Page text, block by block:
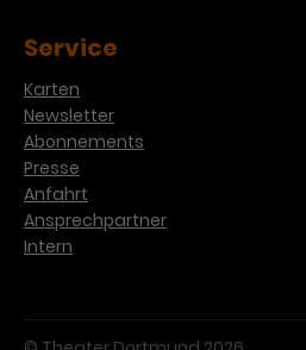
Service
Karten
Newsletter
Abonnements
Presse
Anfahrt
Ansprechpartner
Intern